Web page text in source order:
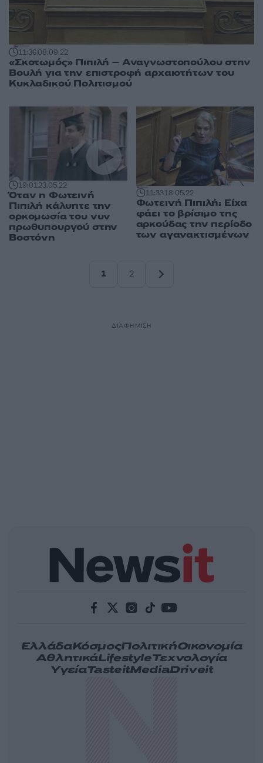
11:3608.09.22
«Σκοτωμός» Πιπιλή – Αναγνωστοπούλου στην
Βουλή για την επιστροφή αρχαιοτήτων του
Κυκλαδικού Πολιτισμού
19:0123.05.22
Όταν η Φωτεινή
Πιπιλή κάλυπτε την
ορκομωσία του νυν
πρωθυπουργού στην
Βοστόνη
11:3318.05.22
Φωτεινή Πιπιλή: Είχα
φάει το βρίσιμο της
αρκούδας την περίοδο
των αγανακτισμένων
1
2
ΔΙΑΦΗΜΙΣΗ
ΕλλάδαΚόσμοςΠολιτικήΟικονομία
ΑθλητικάLifestyleΤεχνολογία
ΥγείαTasteitMediaDriveit